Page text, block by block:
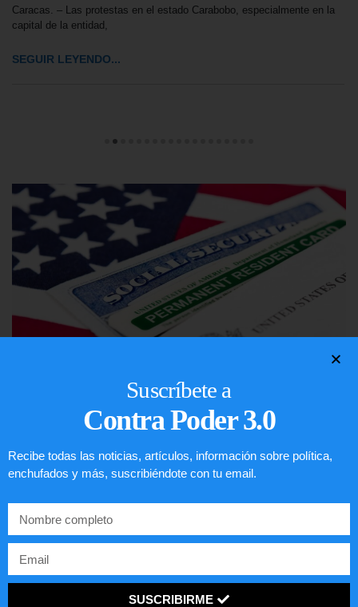
Caracas. – Las protestas en el estado Carabobo, especialmente en la
capital de la entidad,
SEGUIR LEYENDO...
Lotería de visa de EEUU
LEER ARTÍCULO...
Suscríbete a
Contra Poder 3.0
Recibe todas las noticias, artículos, información sobre política,
enchufados y más, suscribiéndote con tu email.
SUSCRIBIRME